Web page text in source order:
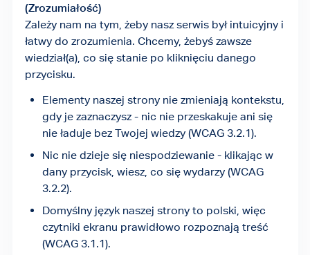
(Zrozumiałość)
Zależy nam na tym, żeby nasz serwis był intuicyjny i
łatwy do zrozumienia. Chcemy, żebyś zawsze
wiedział(a), co się stanie po kliknięciu danego
przycisku.
Elementy naszej strony nie zmieniają kontekstu,
gdy je zaznaczysz - nic nie przeskakuje ani się
nie ładuje bez Twojej wiedzy (WCAG 3.2.1).
Nic nie dzieje się niespodziewanie - klikając w
dany przycisk, wiesz, co się wydarzy (WCAG
3.2.2).
Domyślny język naszej strony to polski, więc
czytniki ekranu prawidłowo rozpoznają treść
(WCAG 3.1.1).